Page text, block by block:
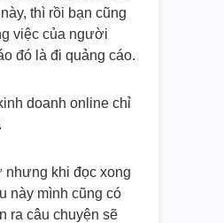
thì rồi bạn cũng
việc của người
đó là đi quảng cáo.
doanh online chỉ
nhưng khi đọc xong
này mình cũng có
ra câu chuyện sẽ